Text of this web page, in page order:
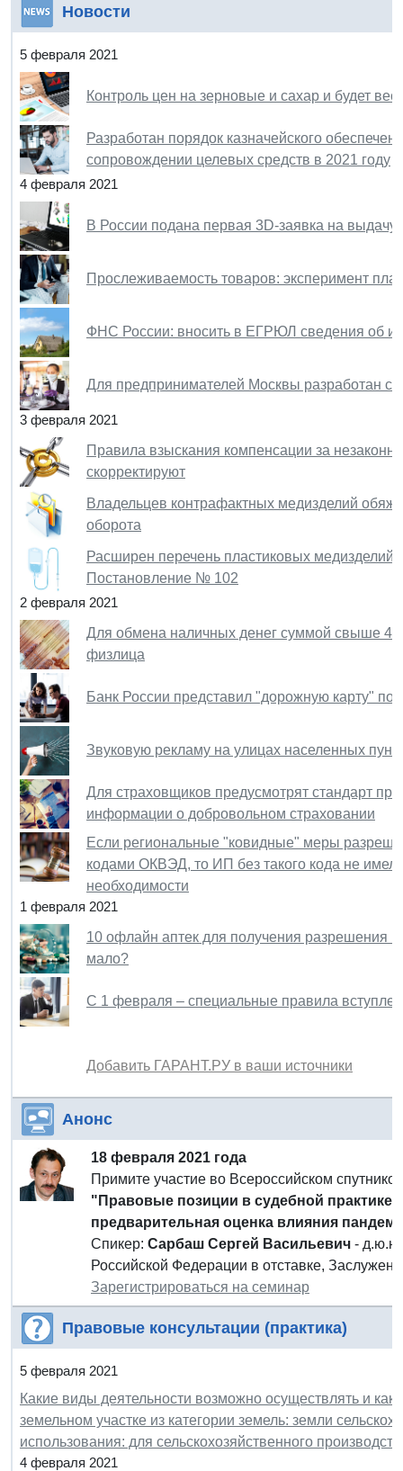
Новости
5 февраля 2021
Контроль цен на зерновые и сахар и будет
Разработан порядок казначейского
сопровождении целевых средств в 2021 году
4 февраля 2021
В России подана первая 3D-заявка на выдачу
Прослеживаемость товаров: эксперимент
ФНС России: вносить в ЕГРЮЛ сведения об
Для предпринимателей Москвы разработан
3 февраля 2021
Правила взыскания компенсации за
скорректируют
Владельцев контрафактных медизделий
оборота
Расширен перечень пластиковых медизделий,
Постановление № 102
2 февраля 2021
Для обмена наличных денег суммой свыше 40
физлица
Банк России представил "дорожную карту"
Звуковую рекламу на улицах населенных
Для страховщиков предусмотрят стандарт
информации о добровольном страховании
Если региональные "ковидные" меры
кодами ОКВЭД, то ИП без такого кода не имел
необходимости
1 февраля 2021
10 офлайн аптек для получения разрешения
мало?
С 1 февраля – специальные правила
Добавить ГАРАНТ.РУ в ваши источники
Анонс
18 февраля 2021 года
Примите участие во Всероссийском
"Правовые позиции в судебной практике
предварительная оценка влияния
Спикер: Сарбаш Сергей Васильевич -
Российской Федерации в отставке,
Зарегистрироваться на семинар
Правовые консультации (практика)
5 февраля 2021
Какие виды деятельности возможно осуществлять и
земельном участке из категории земель: земли
использования: для сельскохозяйственного
4 февраля 2021